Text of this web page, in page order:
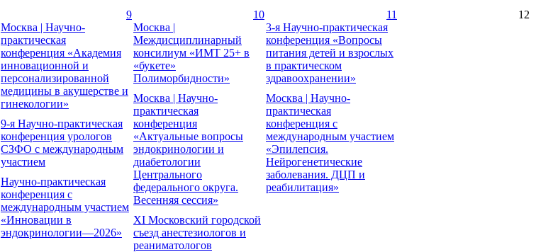
9
Москва | Научно-
практическая
конференция «Академия
инновационной и
персонализированной
медицины в акушерстве и
гинекологии»
9-я Научно-практическая
конференция урологов
СЗФО с международным
участием
Научно-практическая
конференция с
международным участием
«Инновации в
эндокринологии—2026»
10
Москва |
Междисциплинарный
консилиум «ИМТ 25+ в
«букете»
Полиморбидности»
Москва | Научно-
практическая
конференция
«Актуальные вопросы
эндокринологии и
диабетологии
Центрального
федерального округа.
Весенняя сессия»
XI Московский городской
съезд анестезиологов и
реаниматологов
11
3-я Научно-практическая
конференция «Вопросы
питания детей и взрослых
в практическом
здравоохранении»
Москва | Научно-
практическая
конференция с
международным участием
«Эпилепсия.
Нейрогенетические
заболевания. ДЦП и
реабилитация»
12